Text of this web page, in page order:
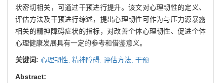
状密切相关，可通过干预进行提升。该文对心理韧性的定义、
评估方法及干预进行综述，提出心理韧性可作为与压力源暴露
相关的精神障碍症状的指标，对改善个体心理韧性、促进个体
心理健康发展具有一定的参考和借鉴意义。
关键词: 心理韧性, 精神障碍, 评估方法, 干预
Abstract: